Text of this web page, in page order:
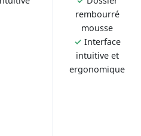
rembourré
mousse
✓ Interface
intuitive et
ergonomique